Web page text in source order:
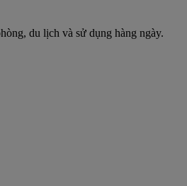
du lịch và sử dụng hàng ngày.